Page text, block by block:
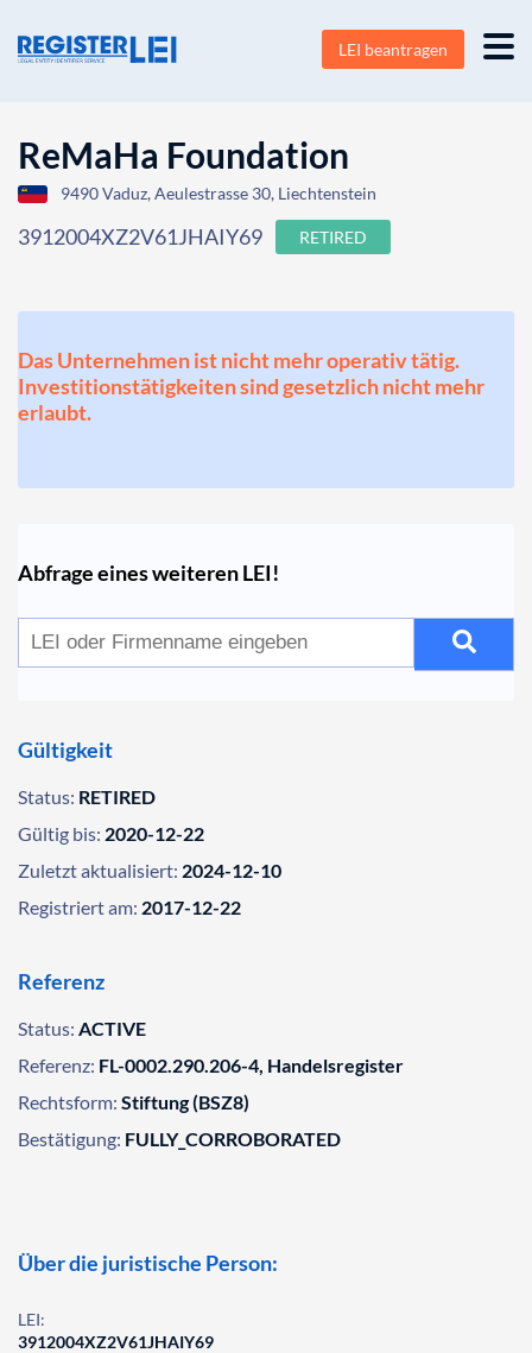
LEI beantragen
ReMaHa Foundation
9490 Vaduz, Aeulestrasse 30, Liechtenstein
3912004XZ2V61JHAIY69 RETIRED
Das Unternehmen ist nicht mehr operativ tätig.
Investitionstätigkeiten sind gesetzlich nicht mehr
erlaubt.
Abfrage eines weiteren LEI!
Gültigkeit
Status: RETIRED
Gültig bis: 2020-12-22
Zuletzt aktualisiert: 2024-12-10
Registriert am: 2017-12-22
Referenz
Status: ACTIVE
Referenz: FL-0002.290.206-4, Handelsregister
Rechtsform: Stiftung (BSZ8)
Bestätigung: FULLY_CORROBORATED
Über die juristische Person:
LEI:
3912004XZ2V61JHAIY69